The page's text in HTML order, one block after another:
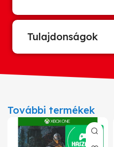
Tulajdonságok
További termékek